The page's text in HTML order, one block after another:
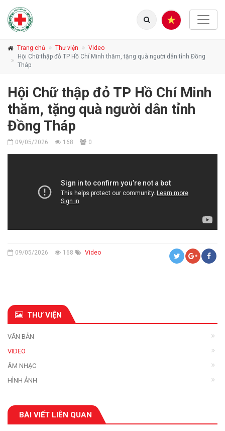
Trang chủ Thư viện
Video
Hội Chữ thập đỏ TP Hồ Chí Minh thăm, tặng quà người dân tỉnh Đồng
Tháp
Hội Chữ thập đỏ TP Hồ Chí Minh
thăm, tặng quà người dân tỉnh
Đồng Tháp
09/05/2026 168 0
09/05/2026 168 Video
THƯ VIỆN
VĂN BẢN
VIDEO
ÂM NHẠC
HÌNH ẢNH
BÀI VIẾT LIÊN QUAN